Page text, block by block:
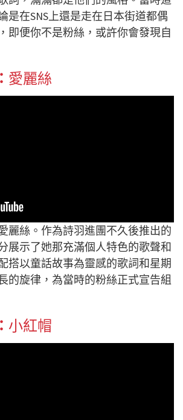
是在SNS上還是走在日本街道都偶
即便你不是粉絲，或許你會發現自
愛麗絲
麗絲。作為詩羽進團不久後推出的
展示了她那充滿個人特色的歌聲和
搭以童話故事為靈感的歌詞和星期
的旋律，為當時的粉絲正式宣告組
小紅帽